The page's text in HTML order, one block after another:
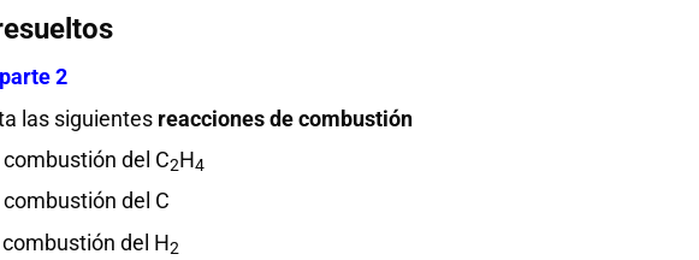
2
las siguientes reacciones de combustión
del C2H4
del C
del H2